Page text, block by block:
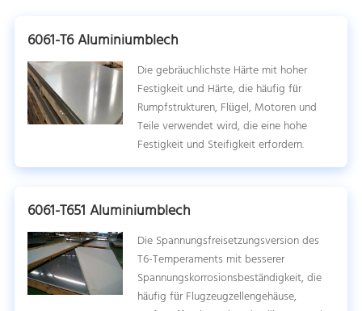
6061-T6 Aluminiumblech
Die gebräuchlichste Härte mit hoher
Festigkeit und Härte, die häufig für
Rumpfstrukturen, Flügel, Motoren und
Teile verwendet wird, die eine hohe
Festigkeit und Steifigkeit erfordern.
6061-T651 Aluminiumblech
Die Spannungsfreisetzungsversion des
T6-Temperaments mit besserer
Spannungskorrosionsbeständigkeit, die
häufig für Flugzeugzellengehäuse,